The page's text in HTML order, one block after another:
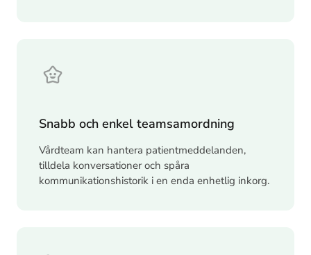
Snabb och enkel teamsamordning
Vårdteam kan hantera patientmeddelanden,
tilldela konversationer och spåra
kommunikationshistorik i en enda enhetlig inkorg.